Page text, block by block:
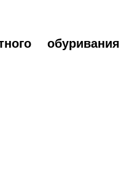
обуривания